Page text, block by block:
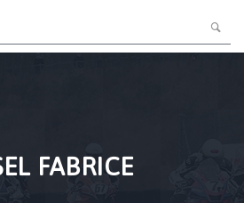
FABRICE